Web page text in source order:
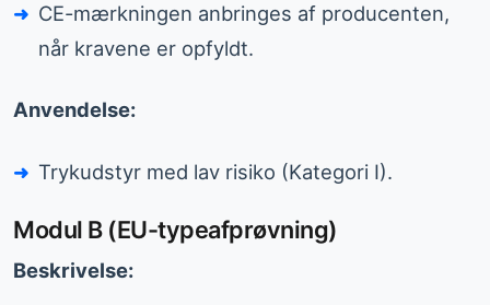
CE-mærkningen anbringes af producenten,
når kravene er opfyldt.
Anvendelse:
Trykudstyr med lav risiko (Kategori I).
Modul B (EU-typeafprøvning)
Beskrivelse: